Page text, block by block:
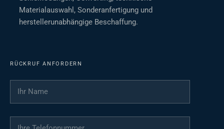
Materialauswahl, Sonderanfertigung und
herstellerunabhängige Beschaffung.
RÜCKRUF ANFORDERN
Ihr Name
Ihre Telefonnummer